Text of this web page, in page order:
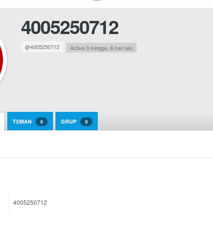
4005250712
@4005250712 Active 3 minggu, 6 hari lalu
TEMAN 0 GRUP 0
4005250712